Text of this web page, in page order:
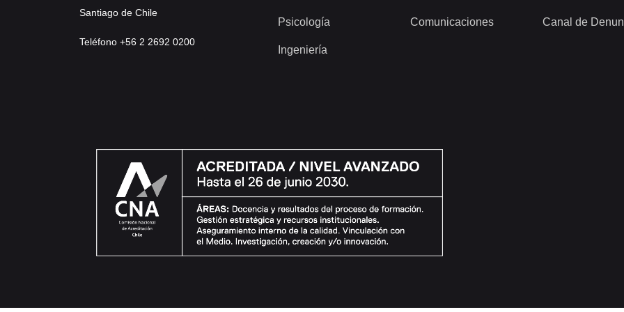
Santiago de Chile
Teléfono +56 2 2692 0200
Psicología
Ingeniería
Comunicaciones Canal de